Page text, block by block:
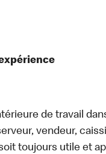
de travail
vendeur,
toujours utile et